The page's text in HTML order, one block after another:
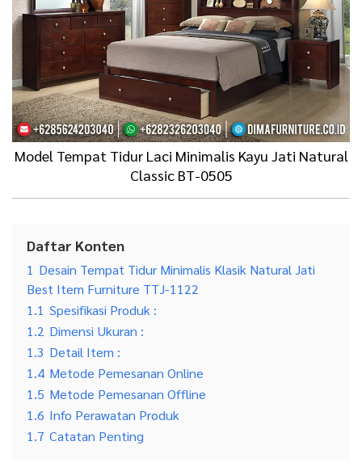
Model Tempat Tidur Laci Minimalis Kayu Jati Natural
Classic BT-0505
Daftar Konten
1 Desain Tempat Tidur Minimalis Klasik Natural Jati
Best Item Furniture TTJ-1122
1.1 Spesifikasi Produk :
1.2 Dimensi Ukuran :
1.3 Detail Item :
1.4 Metode Pemesanan Online
1.5 Metode Pemesanan Offline
1.6 Info Perawatan Produk
1.7 Catatan Penting